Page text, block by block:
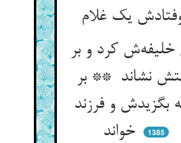
کرد و بر
نشاند ** بر
بگزیدش و فرزند
خواند
1385